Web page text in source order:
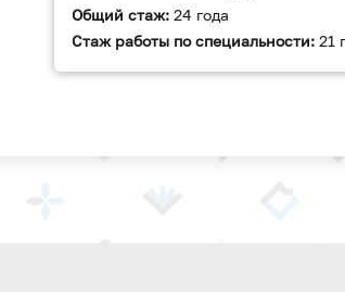
Общий стаж: 24 года
Стаж работы по специальности: 21